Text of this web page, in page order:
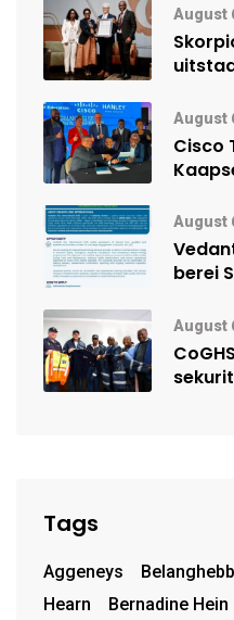
August
August
Cisco
August
berei
August
Tags
Aggeneys
Hearn
Bernadine Hein